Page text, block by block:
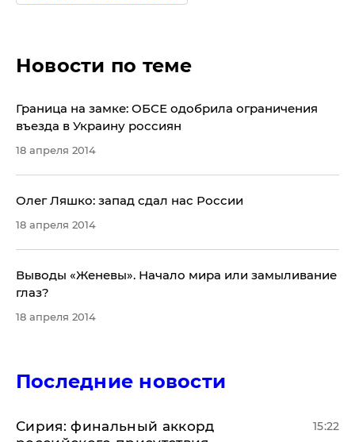
Новости по теме
Граница на замке: ОБСЕ одобрила ограничения
въезда в Украину россиян
18 апреля 2014
Олег Ляшко: запад сдал нас России
18 апреля 2014
Выводы «Женевы». Начало мира или замыливание
глаз?
18 апреля 2014
Последние новости
​Сирия: финальный аккорд
15:22